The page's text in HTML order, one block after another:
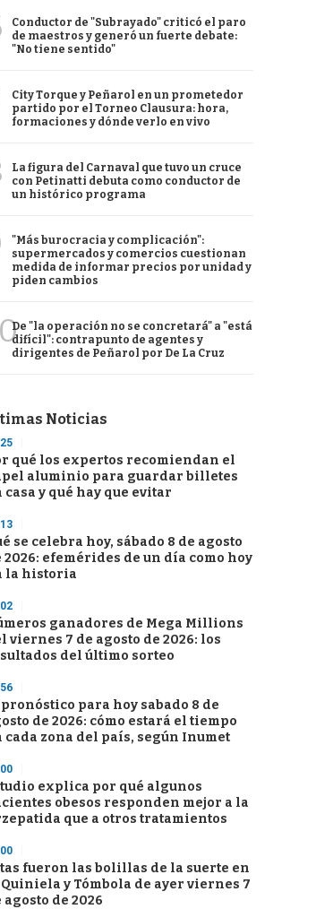
Conductor de "Subrayado" criticó el paro
de maestros y generó un fuerte debate:
"No tiene sentido"
City Torque y Peñarol en un prometedor
partido por el Torneo Clausura: hora,
formaciones y dónde verlo en vivo
La figura del Carnaval que tuvo un cruce
con Petinatti debuta como conductor de
un histórico programa
"Más burocracia y complicación":
supermercados y comercios cuestionan
medida de informar precios por unidad y
piden cambios
De "la operación no se concretará" a "está
difícil": contrapunto de agentes y
dirigentes de Peñarol por De La Cruz
Noticias
qué los expertos recomiendan el
aluminio para guardar billetes
casa y qué hay que evitar
se celebra hoy, sábado 8 de agosto
2026: efemérides de un día como hoy
la historia
ganadores de Mega Millions
viernes 7 de agosto de 2026: los
del último sorteo
pronóstico para hoy sabado 8 de
de 2026: cómo estará el tiempo
cada zona del país, según Inumet
explica por qué algunos
obesos responden mejor a la
que a otros tratamientos
fueron las bolillas de la suerte en
y Tómbola de ayer viernes 7
agosto de 2026